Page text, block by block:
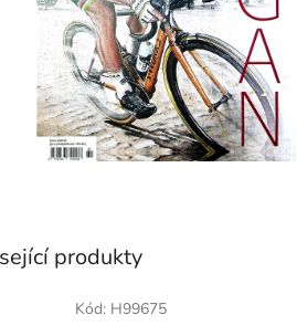
produkty
Kód: H99675